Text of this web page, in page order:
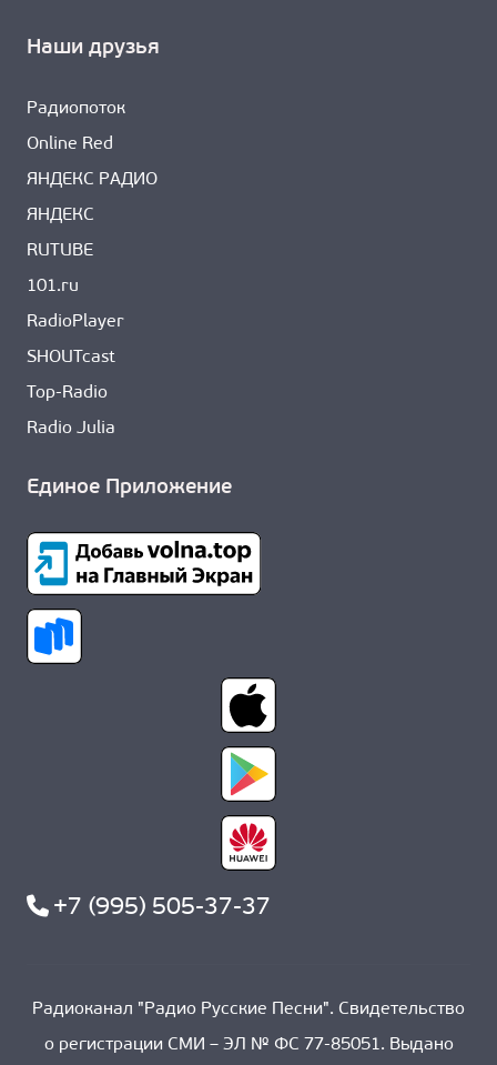
Наши друзья
Радиопоток
Online Red
ЯНДЕКС РАДИО
ЯНДЕКС
RUTUBE
101.ru
RadioPlayer
SHOUTcast
Top-Radio
Radio Julia
Единое Приложение
+7 (995) 505-37-37
Радиоканал "Радио Русские Песни". Свидетельство
о регистрации СМИ – ЭЛ № ФС 77-85051. Выдано